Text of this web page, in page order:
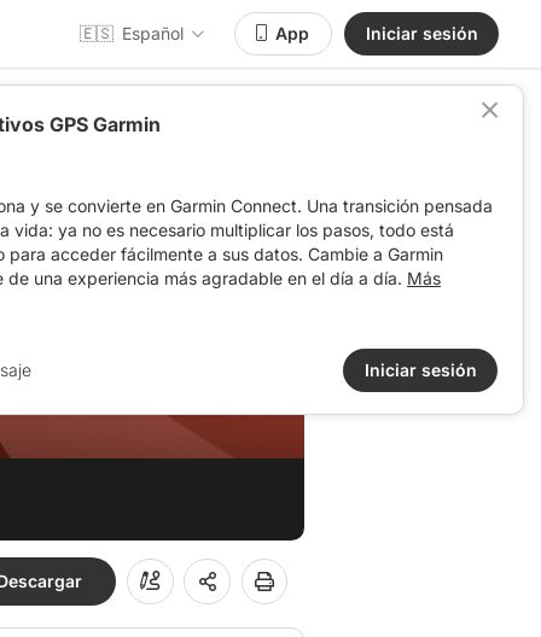
🇪🇸 Español App Iniciar sesión
GPS Garmin
y se convierte en Garmin Connect. Una transición pensada
vida: ya no es necesario multiplicar los pasos, todo está
para acceder fácilmente a sus datos. Cambie a Garmin
una experiencia más agradable en el día a día. Más
Iniciar sesión